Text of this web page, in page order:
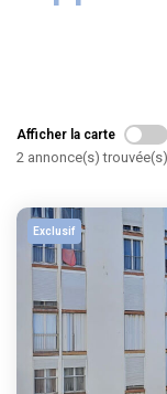
Afficher la carte
2 annonce(s) trouvée(s)
Exclusif